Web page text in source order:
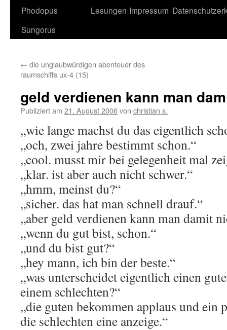
Springe
zum
Phodopus
Sungorus
Lesungen Impressum
← die unglaubwürdigen abenteuer des
raumschiffs ux-4 (15)
geld verdienen kann man
Publiziert am 21. August 2006von christian s.
„wie lange machst du das eigentlich
„och, zwei jahre bestimmt schon.“
„cool. musst mir bei gelegenheit mal
„klar. ist aber auch nicht schwer.“
„hmm, meinst du?“
„sicher. das hat man schnell drauf.“
„aber geld verdienen kann man damit
„wenn du gut bist, schon.“
„und du bist gut?“
„hey mann, ich bin der beste.“
„was unterscheidet eigentlich einen
einem schlechten?“
„die guten bekommen applaus und ein
die schlechten eine anzeige.“